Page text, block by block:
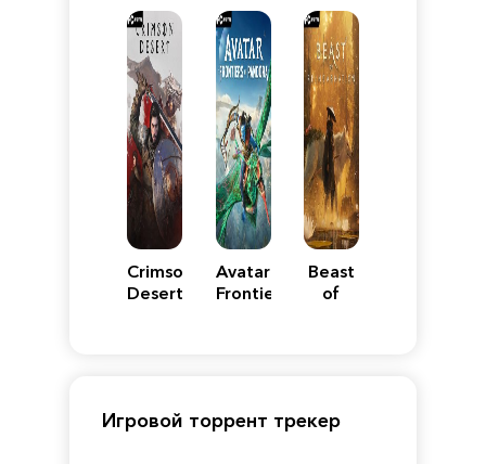
ReimaginedEdition
Y
Crimson
Desert
Avatar:
Frontiers
Beast
of
Игровой торрент трекер